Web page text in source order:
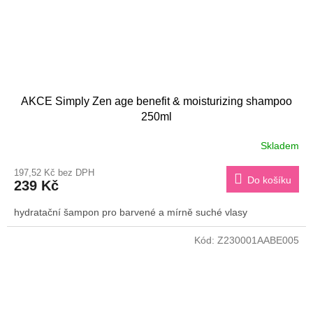
AKCE Simply Zen age benefit & moisturizing shampoo
250ml
Skladem
197,52 Kč bez DPH
239 Kč Do košíku
hydratační šampon pro barvené a mírně suché vlasy
Kód: Z230001AABE005